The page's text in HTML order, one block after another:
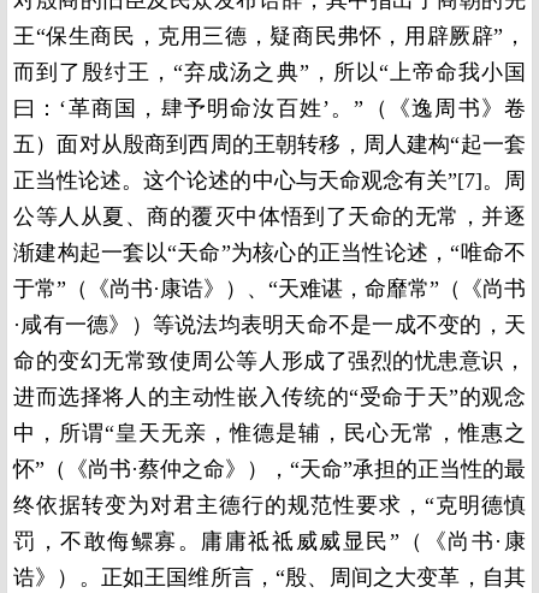
王“保生商民，克用三德，疑商民弗怀，用辟厥辟”，
而到了殷纣王，“弃成汤之典”，所以“上帝命我小国
曰：‘革商国，肆予明命汝百姓’。”（《逸周书》卷
五）面对从殷商到西周的王朝转移，周人建构“起一套
正当性论述。这个论述的中心与天命观念有关”[7]。周
公等人从夏、商的覆灭中体悟到了天命的无常，并逐
渐建构起一套以“天命”为核心的正当性论述，“唯命不
于常”（《尚书·康诰》）、“天难谌，命靡常”（《尚书
·咸有一德》）等说法均表明天命不是一成不变的，天
命的变幻无常致使周公等人形成了强烈的忧患意识，
进而选择将人的主动性嵌入传统的“受命于天”的观念
中，所谓“皇天无亲，惟德是辅，民心无常，惟惠之
怀”（《尚书·蔡仲之命》），“天命”承担的正当性的最
终依据转变为对君主德行的规范性要求，“克明德慎
罚，不敢侮鳏寡。庸庸祗祗威威显民”（《尚书·康
诰》）。正如王国维所言，“殷、周间之大变革，自其